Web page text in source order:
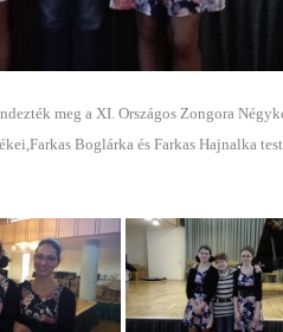
meg a XI. Országos Zongora
Boglárka és Farkas Hajnalka